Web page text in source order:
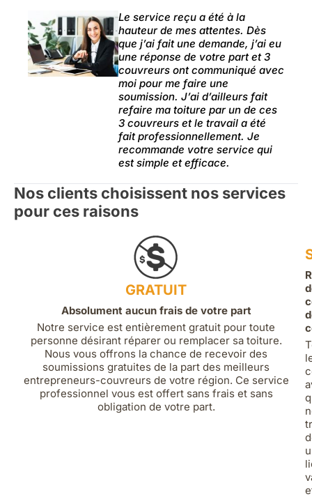
Le service reçu a été à la
hauteur de mes attentes. Dès
que j’ai fait une demande, j’ai eu
une réponse de votre part et 3
couvreurs ont communiqué avec
moi pour me faire une
soumission. J’ai d’ailleurs fait
refaire ma toiture par un de ces
3 couvreurs et le travail a été
fait professionnellement. Je
recommande votre service qui
est simple et efficace.
Nos clients choisissent nos services
pour ces raisons
GRATUIT
Absolument aucun frais de votre part
Notre service est entièrement gratuit pour toute
personne désirant réparer ou remplacer sa toiture.
Nous vous offrons la chance de recevoir des
soumissions gratuites de la part des meilleurs
entrepreneurs-couvreurs de votre région. Ce service
professionnel vous est offert sans frais et sans
obligation de votre part.